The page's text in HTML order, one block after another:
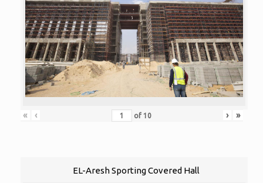
« ‹ of 10 › »
EL-Aresh Sporting Covered Hall